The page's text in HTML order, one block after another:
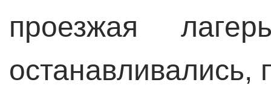
проезжая
останавливались,